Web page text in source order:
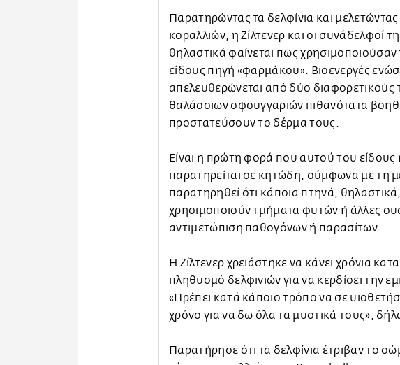
Παρατηρώντας τα δελφίνια και μελετώντας
κοραλλιών, η Ζίλτενερ και οι συνάδελφοί
θηλαστικά φαίνεται πως
είδους πηγή «φαρμάκου». Βιοενεργές
απελευθερώνεται από δύο διαφορετικούς
θαλάσσιων σφουγγαριών πιθανότατα
προστατεύσουν το δέρμα τους.
Είναι η πρώτη φορά που αυτού του
παρατηρείται σε κητώδη, σύμφωνα με τη
παρατηρηθεί ότι κάποια πτηνά,
χρησιμοποιούν τμήματα φυτών ή άλλες
αντιμετώπιση παθογόνων ή παρασίτων.
Η Ζίλτενερ χρειάστηκε να κάνει χρόνια
πληθυσμό δελφινιών για να κερδίσει την
«Πρέπει κατά κάποιο τρόπο να σε
χρόνο για να δω όλα τα μυστικά τους»,
Παρατήρησε ότι τα δελφίνια έτριβαν το